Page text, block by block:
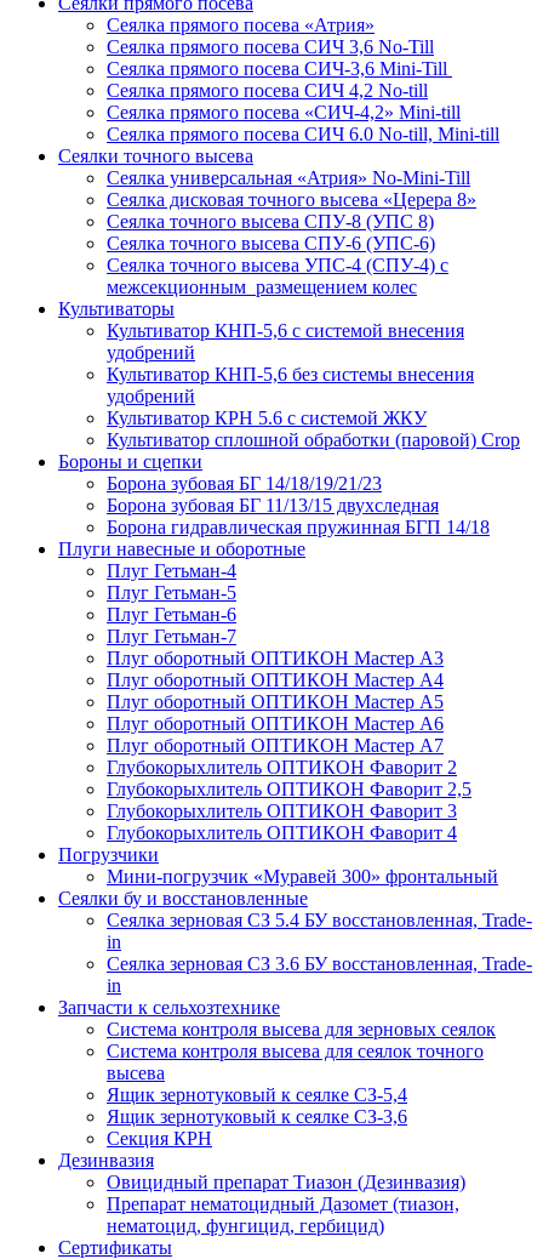
Сеялка прямого посева «Атрия»
Сеялка прямого посева СИЧ 3,6 No-Till
Сеялка прямого посева СИЧ-3,6 Mini-Till
Сеялка прямого посева СИЧ 4,2 No-till
Сеялка прямого посева «СИЧ-4,2» Mini-till
Сеялка прямого посева СИЧ 6.0 No-till, Mini-till
Сеялки точного высева
Сеялка универсальная «Атрия» No-Mini-Till
Сеялка дисковая точного высева «Церера 8»
Сеялка точного высева СПУ-8 (УПС 8)
Сеялка точного высева СПУ-6 (УПС-6)
Сеялка точного высева УПС-4 (СПУ-4) с
межсекционным размещением колес
Культиваторы
Культиватор КНП-5,6 с системой внесения
удобрений
Культиватор КНП-5,6 без системы внесения
удобрений
Культиватор КРН 5.6 с системой ЖКУ
Культиватор сплошной обработки (паровой) Crop
Бороны и сцепки
Борона зубовая БГ 14/18/19/21/23
Борона зубовая БГ 11/13/15 двухследная
Борона гидравлическая пружинная БГП 14/18
Плуги навесные и оборотные
Плуг Гетьман-4
Плуг Гетьман-5
Плуг Гетьман-6
Плуг Гетьман-7
Плуг оборотный ОПТИКОН Мастер А3
Плуг оборотный ОПТИКОН Мастер А4
Плуг оборотный ОПТИКОН Мастер А5
Плуг оборотный ОПТИКОН Мастер А6
Плуг оборотный ОПТИКОН Мастер А7
Глубокорыхлитель ОПТИКОН Фаворит 2
Глубокорыхлитель ОПТИКОН Фаворит 2,5
Глубокорыхлитель ОПТИКОН Фаворит 3
Глубокорыхлитель ОПТИКОН Фаворит 4
Погрузчики
Мини-погрузчик «Муравей 300» фронтальный
Сеялки бу и восстановленные
Сеялка зерновая СЗ 5.4 БУ восстановленная, Trade-
in
Сеялка зерновая СЗ 3.6 БУ восстановленная, Trade-
in
Запчасти к сельхозтехнике
Система контроля высева для зерновых сеялок
Система контроля высева для сеялок точного
высева
Ящик зернотуковый к сеялке СЗ-5,4
Ящик зернотуковый к сеялке СЗ-3,6
Секция КРН
Дезинвазия
Овицидный препарат Тиазон (Дезинвазия)
Препарат нематоцидный Дазомет (тиазон,
нематоцид, фунгицид, гербицид)
Сертификаты